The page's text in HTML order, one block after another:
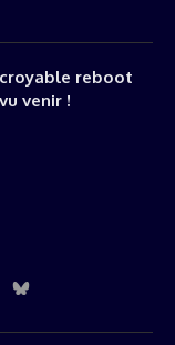
reboot
venir !